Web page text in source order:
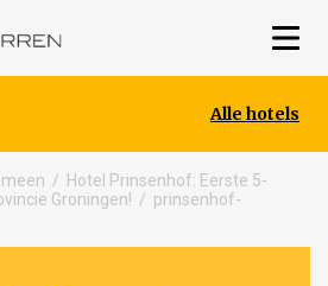
Alle hotels
/ Hotel Prinsenhof: Eerste 5-
Groningen! / prinsenhof-